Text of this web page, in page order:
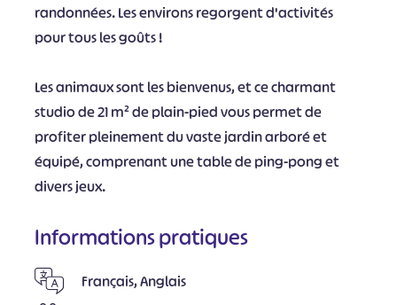
randonnées. Les environs regorgent d'activités
pour tous les goûts !
Les animaux sont les bienvenus, et ce charmant
studio de 21 m² de plain-pied vous permet de
profiter pleinement du vaste jardin arboré et
équipé, comprenant une table de ping-pong et
divers jeux.
Informations pratiques
Français, Anglais